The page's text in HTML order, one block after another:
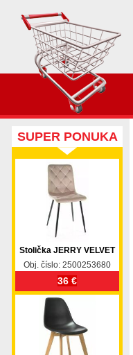
SUPER PONUKA
Stolička JERRY VELVET
Obj. číslo: 2500253680
36 €